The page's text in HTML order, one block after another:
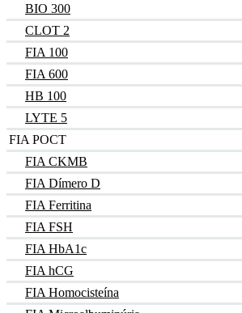
BIO 300
CLOT 2
FIA 100
FIA 600
HB 100
LYTE 5
FIA POCT
FIA CKMB
FIA Dímero D
FIA Ferritina
FIA FSH
FIA HbA1c
FIA hCG
FIA Homocisteína